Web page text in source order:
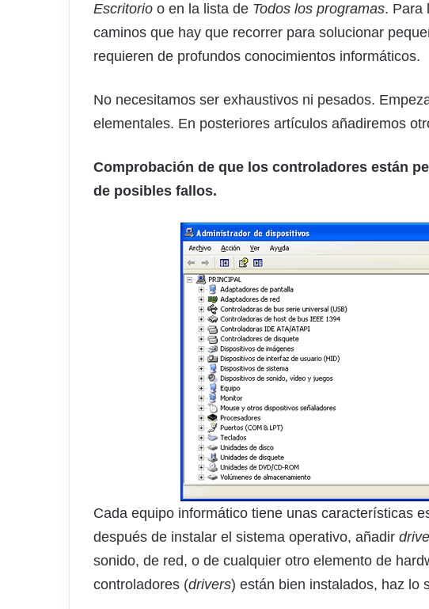
Escritorio o en la lista de Todos los programas. Para
caminos que hay que recorrer para solucionar
requieren de profundos conocimientos informáticos.
No necesitamos ser exhaustivos ni pesados.
elementales. En posteriores artículos añadiremos
Comprobación de que los controladores están
de posibles fallos.
Cada equipo informático tiene unas características
después de instalar el sistema operativo, añadir
sonido, de red, o de cualquier otro elemento de
controladores (drivers) están bien instalados, haz lo